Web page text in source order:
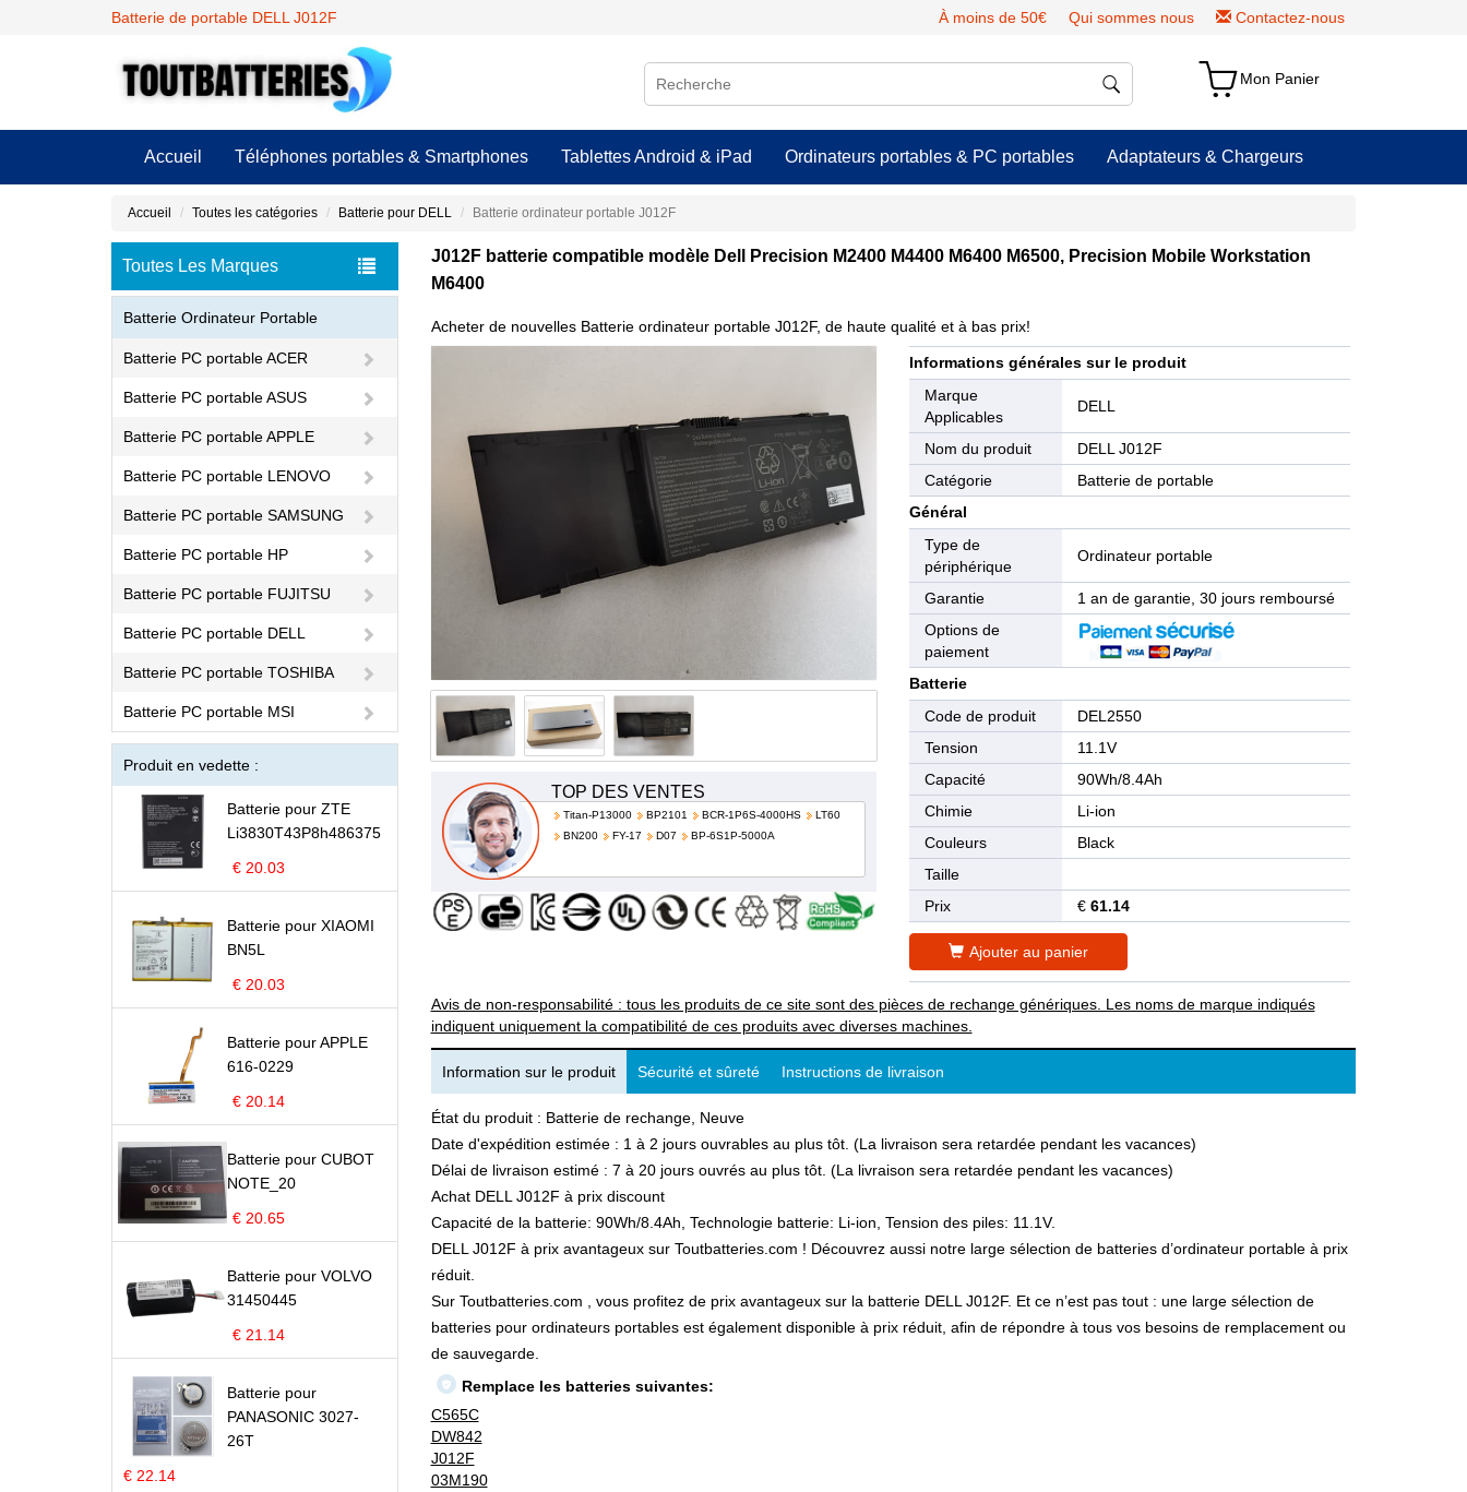
Batterie de portable DELL J012F À moins de 50€ Qui sommes nous Contactez-nous
Mon Panier
Accueil Téléphones portables & Smartphones Tablettes Android & iPad Ordinateurs portables & PC portables Adaptateurs & Chargeurs
Accueil Toutes les catégories Batterie pour DELL Batterie ordinateur portable J012F
Toutes Les Marques
Batterie Ordinateur Portable
Batterie PC portable ACER
Batterie PC portable ASUS
Batterie PC portable APPLE
Batterie PC portable LENOVO
Batterie PC portable SAMSUNG
Batterie PC portable HP
Batterie PC portable FUJITSU
Batterie PC portable DELL
Batterie PC portable TOSHIBA
Batterie PC portable MSI
Produit en vedette :
Batterie pour ZTE
Li3830T43P8h486375
€ 20.03
Batterie pour XIAOMI
BN5L
€ 20.03
Batterie pour APPLE
616-0229
€ 20.14
Batterie pour CUBOT
NOTE_20
€ 20.65
Batterie pour VOLVO
31450445
€ 21.14
Batterie pour
PANASONIC 3027-
26T
€ 22.14
J012F batterie compatible modèle Dell Precision M2400 M4400 M6400 M6500, Precision Mobile Workstation
M6400
Acheter de nouvelles Batterie ordinateur portable J012F, de haute qualité et à bas prix!
TOP DES VENTES
Titan-P13000 BP2101 BCR-1P6S-4000HS
LT60
BN200
FY-17 D07 BP-6S1P-5000A
Informations générales sur le produit
Marque
Applicables
DELL
Nom du produit
DELL J012F
Catégorie
Batterie de portable
Général
Type de
périphérique
Ordinateur portable
Garantie
1 an de garantie, 30 jours remboursé
Options de
paiement
Batterie
Code de produit
DEL2550
Tension
11.1V
Capacité
90Wh/8.4Ah
Chimie
Li-ion
Couleurs
Black
Taille
Prix
€61.14
Ajouter au panier
Avis de non-responsabilité : tous les produits de ce site sont des pièces de rechange génériques. Les noms de marque indiqués
indiquent uniquement la compatibilité de ces produits avec diverses machines.
Information sur le produit Sécurité et sûreté Instructions de livraison
État du produit : Batterie de rechange, Neuve
Date d'expédition estimée : 1 à 2 jours ouvrables au plus tôt. (La livraison sera retardée pendant les vacances)
Délai de livraison estimé : 7 à 20 jours ouvrés au plus tôt. (La livraison sera retardée pendant les vacances)
Achat DELL J012F à prix discount
Capacité de la batterie: 90Wh/8.4Ah, Technologie batterie: Li-ion, Tension des piles: 11.1V.
DELL J012F à prix avantageux sur Toutbatteries.com ! Découvrez aussi notre large sélection de batteries d’ordinateur portable à prix
réduit.
Sur Toutbatteries.com , vous profitez de prix avantageux sur la batterie DELL J012F. Et ce n’est pas tout : une large sélection de
batteries pour ordinateurs portables est également disponible à prix réduit, afin de répondre à tous vos besoins de remplacement ou
de sauvegarde.
Remplace les batteries suivantes:
C565C
DW842
J012F
03M190